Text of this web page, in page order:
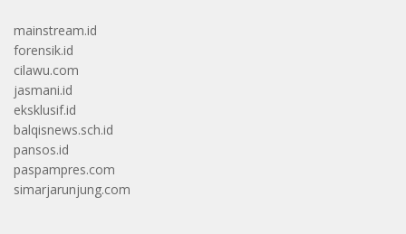
mainstream.id
forensik.id
cilawu.com
jasmani.id
eksklusif.id
balqisnews.sch.id
pansos.id
paspampres.com
simarjarunjung.com